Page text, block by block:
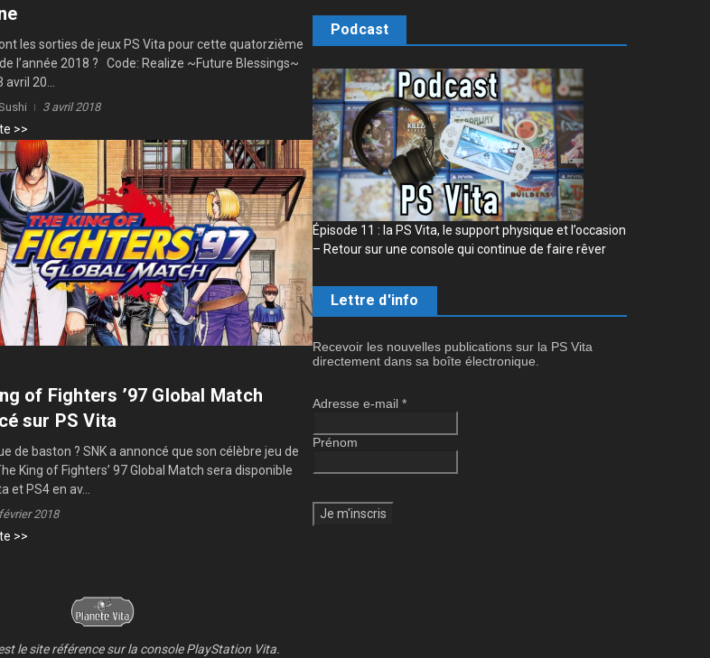
les sorties de jeux PS Vita pour cette quatorzième
l’année 2018 ? Code: Realize ~Future Blessings~
20...
3 avril 2018
>>
of Fighters ’97 Global Match
sur PS Vita
de baston ? SNK a annoncé que son célèbre jeu de
King of Fighters’ 97 Global Match sera disponible
et PS4 en av...
2018
>>
Podcast
Épisode 11 : la PS Vita, le support physique et l’occasion
– Retour sur une console qui continue de faire rêver
Lettre d'info
Recevoir les nouvelles publications sur la PS Vita
directement dans sa boîte électronique.
Adresse e-mail *
Prénom
le site référence sur la console PlayStation Vita.